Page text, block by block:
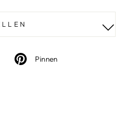
InstagramPinnen